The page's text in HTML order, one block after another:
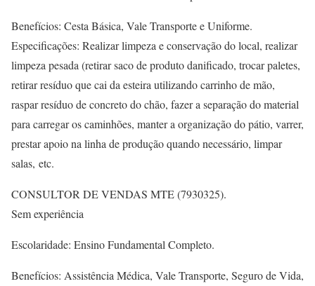
Benefícios: Cesta Básica, Vale Transporte e Uniforme.
Especificações: Realizar limpeza e conservação do local, realizar
limpeza pesada (retirar saco de produto danificado, trocar paletes,
retirar resíduo que cai da esteira utilizando carrinho de mão,
raspar resíduo de concreto do chão, fazer a separação do material
para carregar os caminhões, manter a organização do pátio, varrer,
prestar apoio na linha de produção quando necessário, limpar
salas, etc.
CONSULTOR DE VENDAS MTE (7930325).
Sem experiência
Escolaridade: Ensino Fundamental Completo.
Benefícios: Assistência Médica, Vale Transporte, Seguro de Vida,